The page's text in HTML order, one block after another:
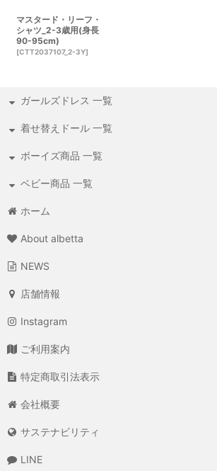
マスタード・リーフ・
シャツ_2-3歳用(身長
90-95cm)
[CTT2037107_2-3Y]
ガールズドレス 一覧
着せ替えドール 一覧
ボーイズ商品 一覧
ベビー商品 一覧
ホーム
About albetta
NEWS
店舗情報
Instagram
ご利用案内
特定商取引法表示
会社概要
サステナビリティ
LINE